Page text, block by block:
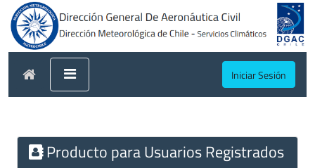
Iniciar Sesión
Producto para Usuarios Registrados